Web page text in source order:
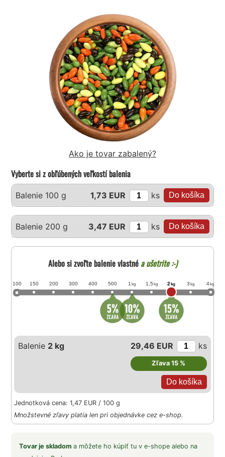
Ako je tovar zabalený?
Vyberte si z obľúbených veľkostí balenia
Balenie 100 g 1,73 EUR ks
Balenie 200 g 3,47 EUR ks
Alebo si zvoľte balenie vlastnéa ušetrite :-)
100 150 200 300 400 500 1 kg 1,5 kg 2 kg 3 kg 4 kg
Balenie 2 kg 29,46 EUR ks
Zľava 15 %
Jednotková cena: 1,47 EUR / 100 g
Množstevné zľavy platia len pri objednávke cez e-shop.
Tovar je skladoma môžete ho kúpiť tu v e-shope alebo na